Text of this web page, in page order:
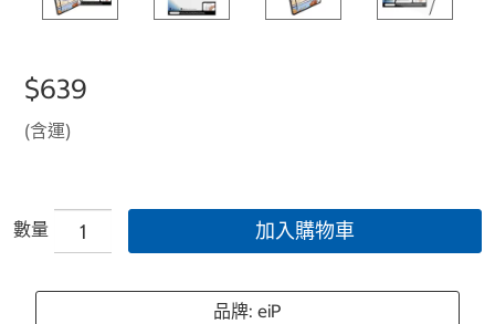
$639
(含運)
數量 加入購物車
品牌: eiP